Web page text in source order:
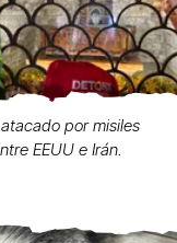
por misiles
EEUU e Irán.